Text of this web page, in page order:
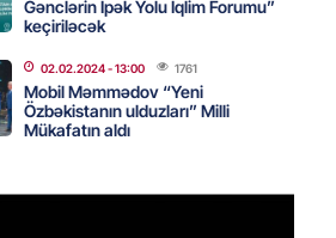
- 15:45
Gənclərin İpək Yolu İqlim Forumu”
keçiriləcək
02.02.2024- 13:00 1761
Mobil Məmmədov “Yeni
Özbəkistanın ulduzları” Milli
Mükafatın aldı